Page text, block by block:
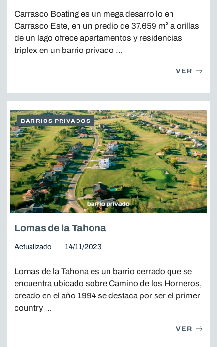
Carrasco Boating es un mega desarrollo en
Carrasco Este, en un predio de 37.659 m² a orillas
de un lago ofrece apartamentos y residencias
triplex en un barrio privado …
VER
BARRIOS PRIVADOS
Lomas de la Tahona
Actualizado 14/11/2023
Lomas de la Tahona es un barrio cerrado que se
encuentra ubicado sobre Camino de los Horneros,
creado en el año 1994 se destaca por ser el primer
country …
VER